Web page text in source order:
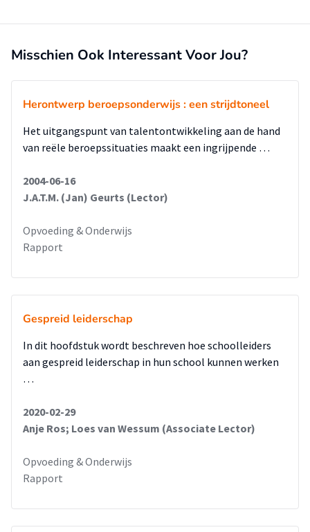
Misschien Ook Interessant Voor Jou?
Herontwerp beroepsonderwijs : een strijdtoneel
Het uitgangspunt van talentontwikkeling aan de hand
van reële beroepssituaties maakt een ingrijpende …
2004-06-16
J.A.T.M. (Jan) Geurts (Lector)
Opvoeding & Onderwijs
Rapport
Gespreid leiderschap
In dit hoofdstuk wordt beschreven hoe schoolleiders
aan gespreid leiderschap in hun school kunnen werken
…
2020-02-29
Anje Ros; Loes van Wessum (Associate Lector)
Opvoeding & Onderwijs
Rapport